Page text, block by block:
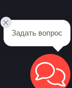
Задать вопрос